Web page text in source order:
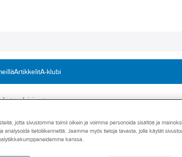
ArtikkelitA-klubi
katuvalaisimet
EASY LED
jotta sivustomme toimii oikein ja voimme personoida sisältöä ja
analysoida tietoliikennettä. Jaamme myös tietoja tavasta, jolla käytät
kanssa.